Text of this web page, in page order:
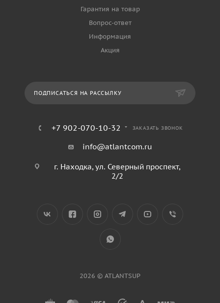
Гарантия на товар
Вопрос-ответ
Информация
Акция
ПОДПИСАТЬСЯ НА РАССЫЛКУ
+7 902-070-10-32 ЗАКАЗАТЬ ЗВОНОК
info@atlantcom.ru
г. Находка, ул. Северный проспект,
2/2
2026 © ATLANTSUP